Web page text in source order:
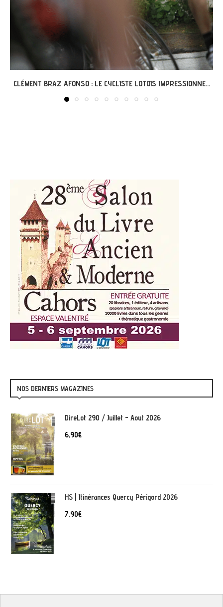
GRÉGOIRE ET L’AVENTURE « G’VÉLO » À MERCUÈS...
NOS DERNIERS MAGAZINES
DireLot 290 / Juillet - Aout 2026
6,90€
HS | Itinérances Quercy Périgord 2026
7,90€